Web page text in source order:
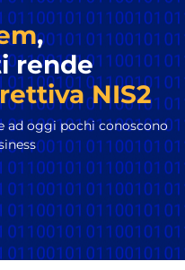
,
rende
NIS2
oggi pochi conoscono